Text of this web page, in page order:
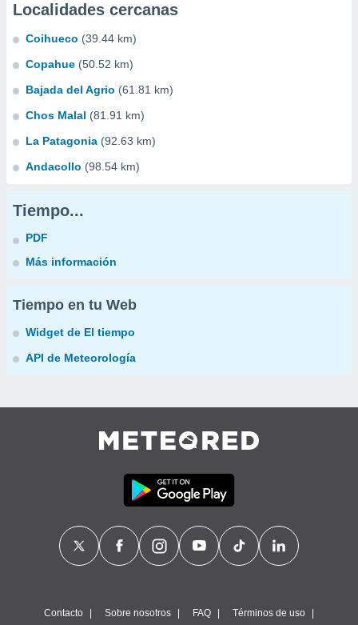
Localidades cercanas
Coihueco (39.44 km)
Copahue (50.52 km)
Bajada del Agrio (61.81 km)
Chos Malal (81.91 km)
La Patagonia (92.63 km)
Andacollo (98.54 km)
Tiempo...
PDF
Más información
Tiempo en tu Web
Widget de El tiempo
API de Meteorología
Contacto Sobre nosotros FAQ Términos de uso